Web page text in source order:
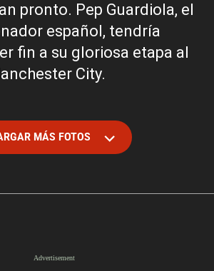
pronto. Pep Guardiola, el
español, tendría
fin a su gloriosa etapa al
City.
MÁS FOTOS